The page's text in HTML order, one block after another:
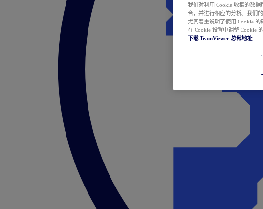
我们对利用 Cookie 收集的数
合，并进行相应的分析。我们的
尤其着重说明了使用 Cookie
在 Cookie 设置中调整 Cookie 的
下载 TeamViewer 总部地址